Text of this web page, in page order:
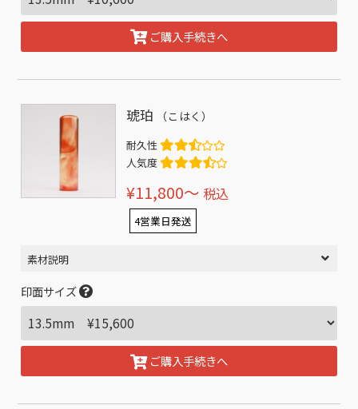
ご購入手続きへ
琥珀 （こはく）
耐久性
人気度
¥11,800〜 税込
4営業日発送
素材説明
印面サイズ
ご購入手続きへ